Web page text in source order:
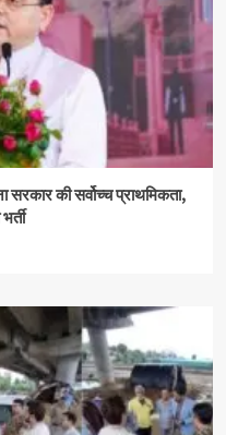
सरकार की सर्वोच्च प्राथमिकता,